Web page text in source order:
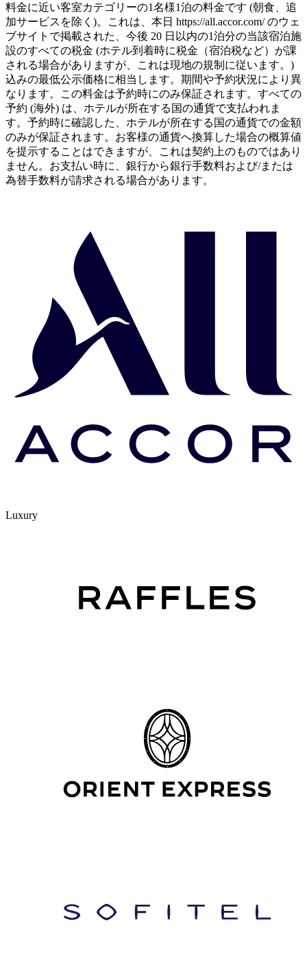
料金に近い客室カテゴリーの1名様1泊の料金です (朝食、追
加サービスを除く)。これは、本日 https://all.accor.com/ のウェ
ブサイトで掲載された、今後 20 日以内の1泊分の当該宿泊施
設のすべての税金 (ホテル到着時に税金（宿泊税など）が課
される場合がありますが、これは現地の規制に従います。)
込みの最低公示価格に相当します。期間や予約状況により異
なります。この料金は予約時にのみ保証されます。すべての
予約 (海外) は、ホテルが所在する国の通貨で支払われま
す。予約時に確認した、ホテルが所在する国の通貨での金額
のみが保証されます。お客様の通貨へ換算した場合の概算値
を提示することはできますが、これは契約上のものではあり
ません。お支払い時に、銀行から銀行手数料および/または
為替手数料が請求される場合があります。
Luxury